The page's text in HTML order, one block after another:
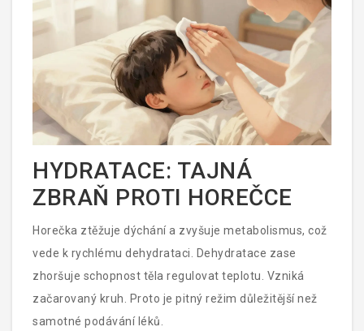
HYDRATACE: TAJNÁ
ZBRAŇ PROTI HOREČCE
Horečka ztěžuje dýchání a zvyšuje metabolismus, což
vede k rychlému dehydrataci. Dehydratace zase
zhoršuje schopnost těla regulovat teplotu. Vzniká
začarovaný kruh. Proto je pitný režim důležitější než
samotné podávání léků.